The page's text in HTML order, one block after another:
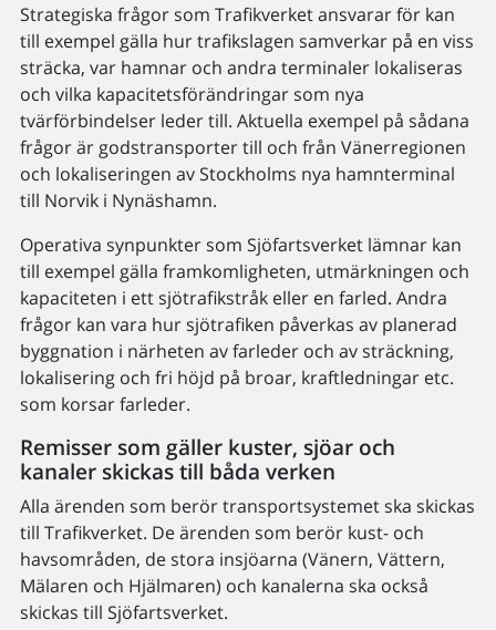
Strategiska frågor som Trafikverket ansvarar för kan
till exempel gälla hur trafikslagen samverkar på en viss
sträcka, var hamnar och andra terminaler lokaliseras
och vilka kapacitetsförändringar som nya
tvärförbindelser leder till. Aktuella exempel på sådana
frågor är godstransporter till och från Vänerregionen
och lokaliseringen av Stockholms nya hamnterminal
till Norvik i Nynäshamn.
Operativa synpunkter som Sjöfartsverket lämnar kan
till exempel gälla framkomligheten, utmärkningen och
kapaciteten i ett sjötrafikstråk eller en farled. Andra
frågor kan vara hur sjötrafiken påverkas av planerad
byggnation i närheten av farleder och av sträckning,
lokalisering och fri höjd på broar, kraftledningar etc.
som korsar farleder.
Remisser som gäller kuster, sjöar och
kanaler skickas till båda verken
Alla ärenden som berör transportsystemet ska skickas
till Trafikverket. De ärenden som berör kust- och
havsområden, de stora insjöarna (Vänern, Vättern,
Mälaren och Hjälmaren) och kanalerna ska också
skickas till Sjöfartsverket.